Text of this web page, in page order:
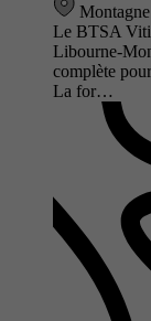
Le BTSA
Libourne-
complète
La for…